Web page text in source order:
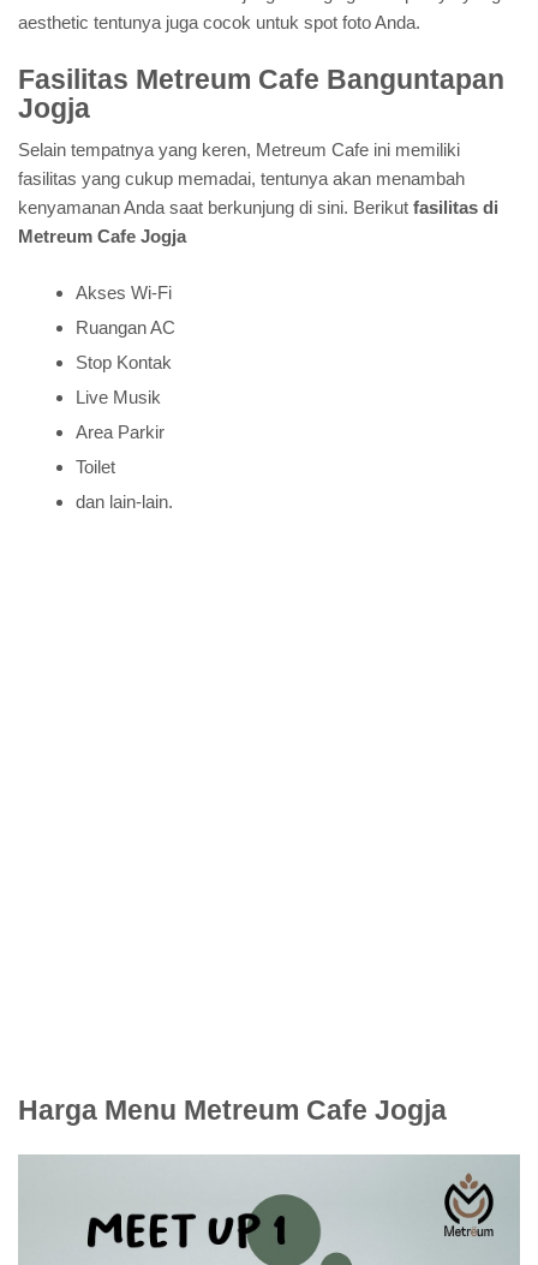
aesthetic tentunya juga cocok untuk spot foto Anda.
Fasilitas Metreum Cafe Banguntapan
Jogja
Selain tempatnya yang keren, Metreum Cafe ini memiliki
fasilitas yang cukup memadai, tentunya akan menambah
kenyamanan Anda saat berkunjung di sini. Berikut fasilitas di
Metreum Cafe Jogja
Akses Wi-Fi
Ruangan AC
Stop Kontak
Live Musik
Area Parkir
Toilet
dan lain-lain.
Harga Menu Metreum Cafe Jogja